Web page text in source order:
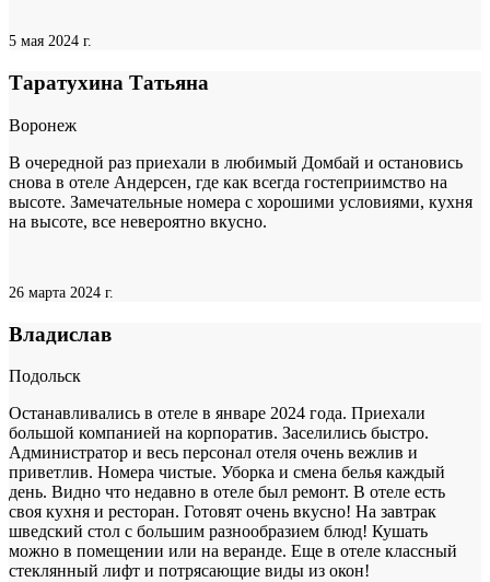
5 мая 2024 г.
Таратухина Татьяна
Воронеж
В очередной раз приехали в любимый Домбай и остановись
снова в отеле Андерсен, где как всегда гостеприимство на
высоте. Замечательные номера с хорошими условиями, кухня
на высоте, все невероятно вкусно.
26 марта 2024 г.
Владислав
Подольск
Останавливались в отеле в январе 2024 года. Приехали
большой компанией на корпоратив. Заселились быстро.
Администратор и весь персонал отеля очень вежлив и
приветлив. Номера чистые. Уборка и смена белья каждый
день. Видно что недавно в отеле был ремонт. В отеле есть
своя кухня и ресторан. Готовят очень вкусно! На завтрак
шведский стол с большим разнообразием блюд! Кушать
можно в помещении или на веранде. Еще в отеле классный
стеклянный лифт и потрясающие виды из окон!